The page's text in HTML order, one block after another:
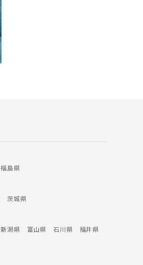
福島県
茨城県
新潟県 富山県 石川県 福井県